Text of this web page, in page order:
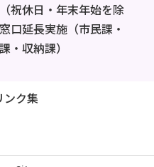
祝休日・年末年始を除
口延長実施（市民課・
・収納課）
ンク集